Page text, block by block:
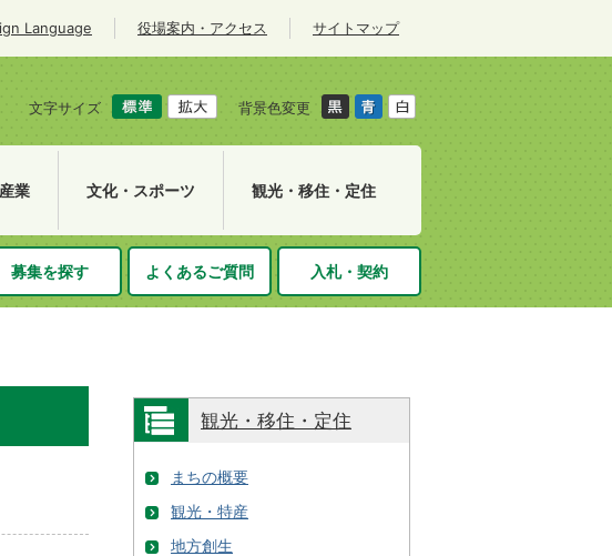
Language 役場案内・アクセス サイトマップ
文字サイズ 背景色変更
業 文化・スポーツ 観光・移住・定住
募集を探す よくあるご質問 入札・契約
観光・移住・定住
まちの概要
観光・特産
地方創生